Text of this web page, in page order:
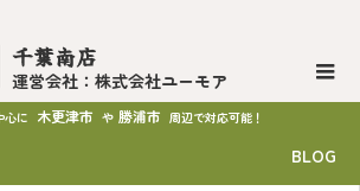
千葉南店
運営会社：株式会社ユーモア
心に 木更津市 や 勝浦市 周辺で対応可能！
BLOG